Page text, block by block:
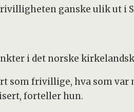
ganske ulik ut i
i det norske
som frivillige, hva som var
forteller hun.